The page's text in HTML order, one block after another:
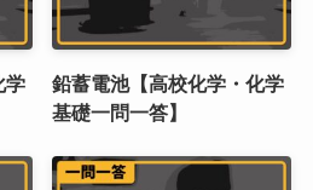
学
鉛蓄電池【高校化学・化学
基礎一問一答】